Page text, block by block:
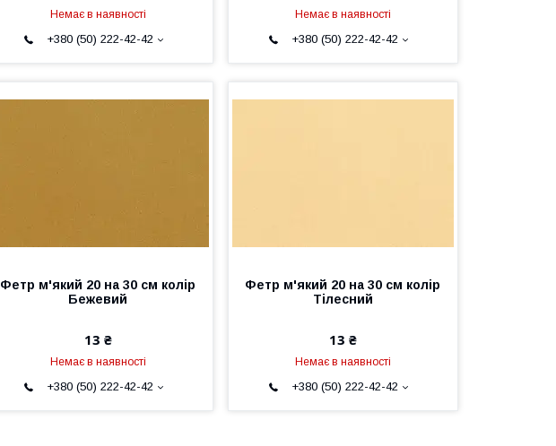
Немає в наявності
+380 (50) 222-42-42
Немає в наявності
+380 (50) 222-42-42
Фетр м'який 20 на 30 см колір
Бежевий
13 ₴
Немає в наявності
+380 (50) 222-42-42
Фетр м'який 20 на 30 см колір
Тілесний
13 ₴
Немає в наявності
+380 (50) 222-42-42